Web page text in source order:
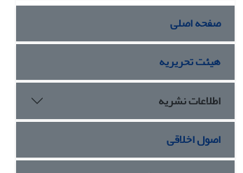
صفحه اصلی
هیئت تحریریه
اطلاعات نشریه
اصول اخلاقی